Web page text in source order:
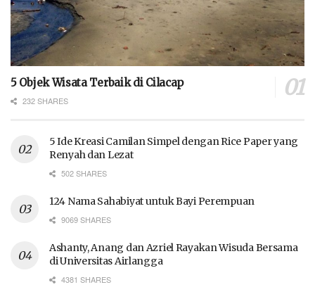
5 Objek Wisata Terbaik di Cilacap
232 SHARES
5 Ide Kreasi Camilan Simpel dengan Rice Paper yang
Renyah dan Lezat
502 SHARES
124 Nama Sahabiyat untuk Bayi Perempuan
9069 SHARES
Ashanty, Anang dan Azriel Rayakan Wisuda Bersama
di Universitas Airlangga
4381 SHARES